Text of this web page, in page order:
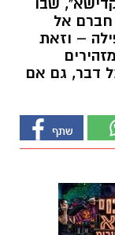
שבו
חברם אל
– וזאת
דבר, גם אם